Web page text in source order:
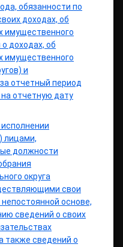
обязанности по
доходах, об
имущественного
доходах, об
имущественного
и
отчетный период
отчетную дату
лицами,
должности
округа
свои
основе,
сведений о своих
также сведений о